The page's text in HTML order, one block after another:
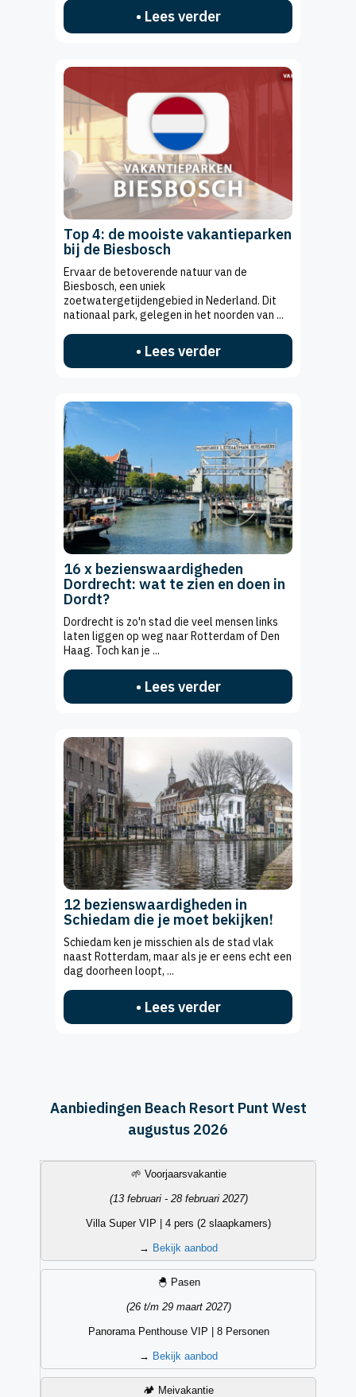
• Lees verder
Top 4: de mooiste vakantieparken
bij de Biesbosch
Ervaar de betoverende natuur van de
Biesbosch, een uniek
zoetwatergetijdengebied in Nederland. Dit
nationaal park, gelegen in het noorden van ...
• Lees verder
16 x bezienswaardigheden
Dordrecht: wat te zien en doen in
Dordt?
Dordrecht is zo'n stad die veel mensen links
laten liggen op weg naar Rotterdam of Den
Haag. Toch kan je ...
• Lees verder
12 bezienswaardigheden in
Schiedam die je moet bekijken!
Schiedam ken je misschien als de stad vlak
naast Rotterdam, maar als je er eens echt een
dag doorheen loopt, ...
• Lees verder
Aanbiedingen Beach Resort Punt West
augustus 2026
Datum Accommodatietype
🌱 Voorjaarsvakantie
(13 februari - 28 februari 2027)
Villa Super VIP | 4 pers (2 slaapkamers)
→ Bekijk aanbod
🐣 Pasen
(26 t/m 29 maart 2027)
Panorama Penthouse VIP | 8 Personen
→ Bekijk aanbod
🏕️ Meivakantie